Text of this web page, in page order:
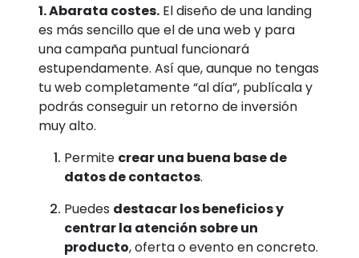
1. Abarata costes. El diseño de una landing
es más sencillo que el de una web y para
una campaña puntual funcionará
estupendamente. Así que, aunque no tengas
tu web completamente “al día”, publícala y
podrás conseguir un retorno de inversión
muy alto.
Permite crear una buena base de
datos de contactos.
Puedes destacar los beneficios y
centrar la atención sobre un
producto, oferta o evento en concreto.